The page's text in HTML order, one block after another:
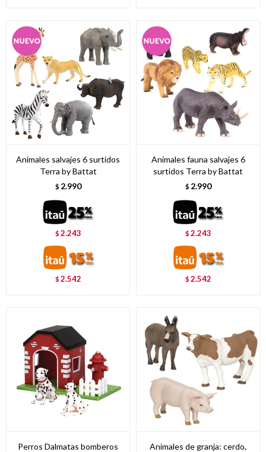
Animales salvajes 6 surtidos
Terra by Battat
$ 2.990
$2.243
$2.542
Animales fauna salvajes 6
surtidos Terra by Battat
$ 2.990
$2.243
$2.542
Perros Dalmatas bomberos
Animales de granja: cerdo,